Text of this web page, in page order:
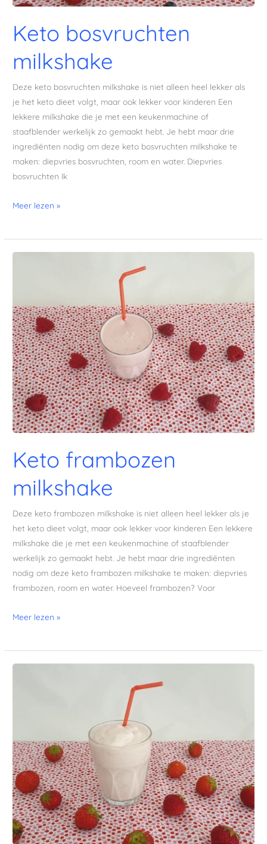
Keto bosvruchten
milkshake
Deze keto bosvruchten milkshake is niet alleen heel lekker als
je het keto dieet volgt, maar ook lekker voor kinderen Een
lekkere milkshake die je met een keukenmachine of
staafblender werkelijk zo gemaakt hebt. Je hebt maar drie
ingrediënten nodig om deze keto bosvruchten milkshake te
maken: diepvries bosvruchten, room en water. Diepvries
bosvruchten Ik
Meer lezen »
Keto frambozen
milkshake
Deze keto frambozen milkshake is niet alleen heel lekker als je
het keto dieet volgt, maar ook lekker voor kinderen Een lekkere
milkshake die je met een keukenmachine of staafblender
werkelijk zo gemaakt hebt. Je hebt maar drie ingrediënten
nodig om deze keto frambozen milkshake te maken: diepvries
frambozen, room en water. Hoeveel frambozen? Voor
Meer lezen »